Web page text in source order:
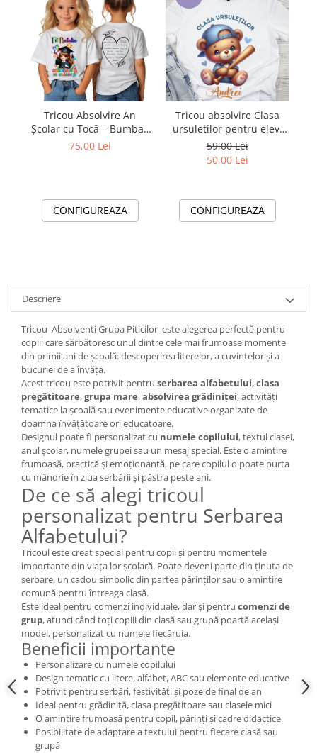
Tricou Absolvire An
Școlar cu Tocă – Bumbac
100% Personalizat pentru
75,00 Lei
CONFIGUREAZA
Tricou absolvire Clasa
ursuletilor pentru elevi
clasa 4 sau gradinita
ABS1080
59,00 Lei
50,00 Lei
CONFIGUREAZA
Descriere
Tricou Absolventi Grupa Piticilor este alegerea perfectă pentru
copiii care sărbătoresc unul dintre cele mai frumoase momente
din primii ani de școală: descoperirea literelor, a cuvintelor și a
bucuriei de a învăța.
Acest tricou este potrivit pentru serbarea alfabetului,clasa
pregătitoare,grupa mare,absolvirea grădiniței, activități
tematice la școală sau evenimente educative organizate de
doamna învățătoare ori educatoare.
Designul poate fi personalizat cu numele copilului, textul clasei,
anul școlar, numele grupei sau un mesaj special. Este o amintire
frumoasă, practică și emoționantă, pe care copilul o poate purta
cu mândrie în ziua serbării și păstra peste ani.
De ce să alegi tricoul
personalizat pentru Serbarea
Alfabetului?
Tricoul este creat special pentru copii și pentru momentele
importante din viața lor școlară. Poate deveni parte din ținuta de
serbare, un cadou simbolic din partea părinților sau o amintire
comună pentru întreaga clasă.
Este ideal pentru comenzi individuale, dar și pentru comenzi de
grup, atunci când toți copiii din clasă sau grupă poartă același
model, personalizat cu numele fiecăruia.
Beneficii importante
Personalizare cu numele copilului
Design tematic cu litere, alfabet, ABC sau elemente educative
Potrivit pentru serbări, festivități și poze de final de an
Ideal pentru grădiniță, clasa pregătitoare sau clasele mici
O amintire frumoasă pentru copil, părinți și cadre didactice
Posibilitate de adaptare a textului pentru fiecare clasă sau
grupă